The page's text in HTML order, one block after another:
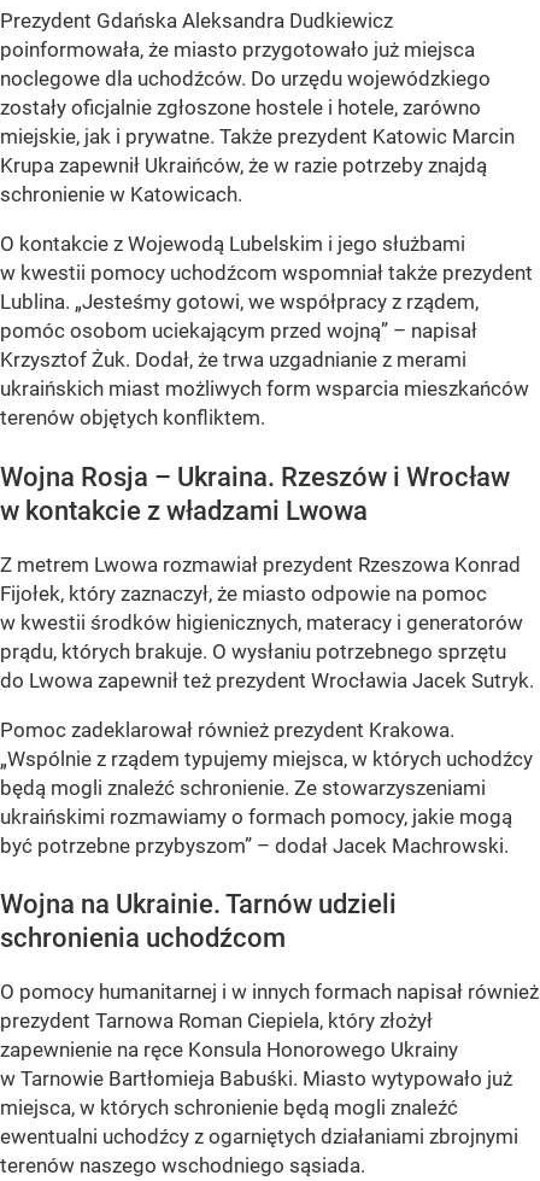
Prezydent Gdańska Aleksandra Dudkiewicz
poinformowała, że miasto przygotowało już miejsca
noclegowe dla uchodźców. Do urzędu wojewódzkiego
zostały oficjalnie zgłoszone hostele i hotele, zarówno
miejskie, jak i prywatne. Także prezydent Katowic Marcin
Krupa zapewnił Ukraińców, że w razie potrzeby znajdą
schronienie w Katowicach.
O kontakcie z Wojewodą Lubelskim i jego służbami
w kwestii pomocy uchodźcom wspomniał także prezydent
Lublina. „Jesteśmy gotowi, we współpracy z rządem,
pomóc osobom uciekającym przed wojną” – napisał
Krzysztof Żuk. Dodał, że trwa uzgadnianie z merami
ukraińskich miast możliwych form wsparcia mieszkańców
terenów objętych konfliktem.
Wojna Rosja – Ukraina. Rzeszów i Wrocław
w kontakcie z władzami Lwowa
Z metrem Lwowa rozmawiał prezydent Rzeszowa Konrad
Fijołek, który zaznaczył, że miasto odpowie na pomoc
w kwestii środków higienicznych, materacy i generatorów
prądu, których brakuje. O wysłaniu potrzebnego sprzętu
do Lwowa zapewnił też prezydent Wrocławia Jacek Sutryk.
Pomoc zadeklarował również prezydent Krakowa.
„Wspólnie z rządem typujemy miejsca, w których uchodźcy
będą mogli znaleźć schronienie. Ze stowarzyszeniami
ukraińskimi rozmawiamy o formach pomocy, jakie mogą
być potrzebne przybyszom” – dodał Jacek Machrowski.
Wojna na Ukrainie. Tarnów udzieli
schronienia uchodźcom
O pomocy humanitarnej i w innych formach napisał również
prezydent Tarnowa Roman Ciepiela, który złożył
zapewnienie na ręce Konsula Honorowego Ukrainy
w Tarnowie Bartłomieja Babuśki. Miasto wytypowało już
miejsca, w których schronienie będą mogli znaleźć
ewentualni uchodźcy z ogarniętych działaniami zbrojnymi
terenów naszego wschodniego sąsiada.